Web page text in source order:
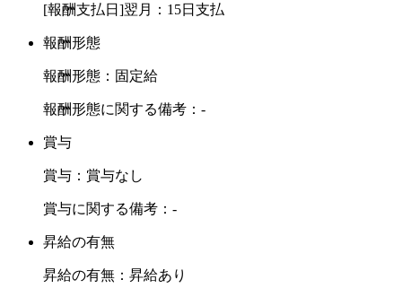
[報酬支払日]翌月：15日支払
報酬形態
報酬形態：固定給
報酬形態に関する備考：-
賞与
賞与：賞与なし
賞与に関する備考：-
昇給の有無
昇給の有無：昇給あり